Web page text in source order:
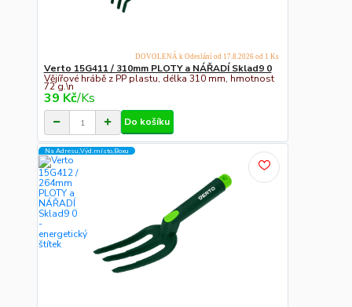
Verto 15G411 / 310mm PLOTY a NÁŘADÍ Sklad9 0
Vějířové hrábě z PP plastu, délka 310 mm, hmotnost
72 g.\n
39 Kč/Ks
DOVOLENÁ k Odeslání od 17.8.2026 od 1 Ks
Do košíku
Na Adresu,Výd.místo,Boxu